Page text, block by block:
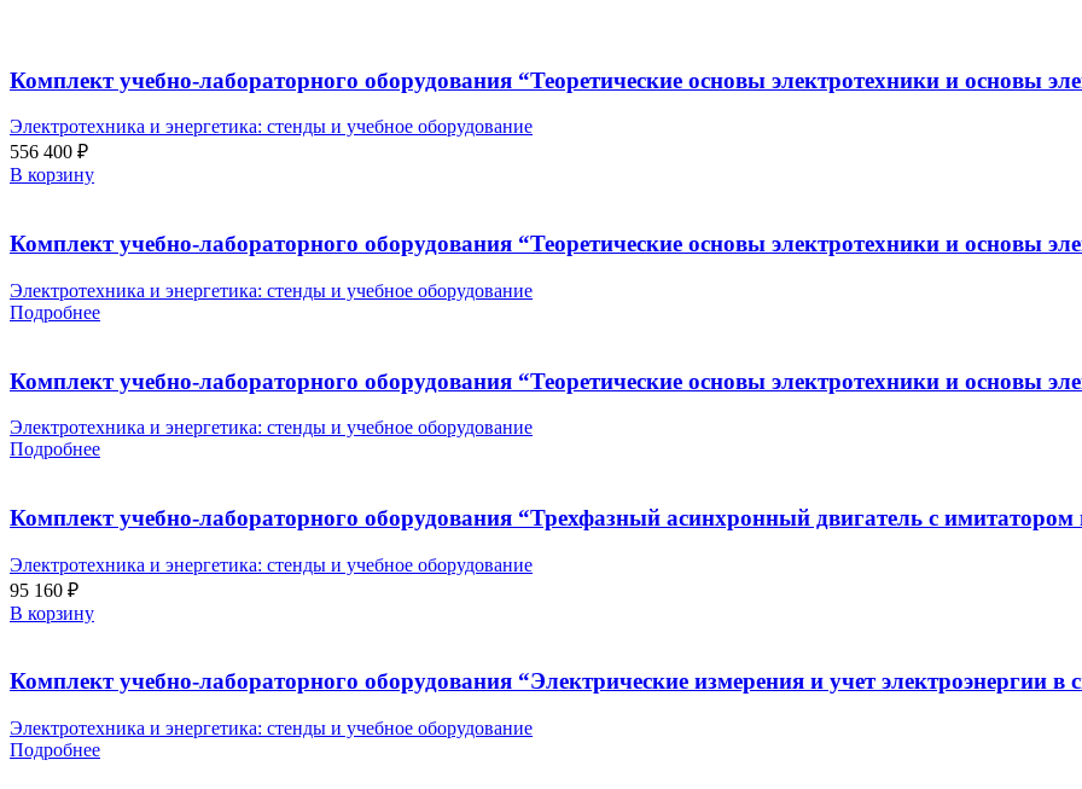
Комплект учебно-лабораторного оборудования “Теоретические основы электротехники и основы
Электротехника и энергетика: стенды и учебное оборудование
556 400 ₽
В корзину
Комплект учебно-лабораторного оборудования “Теоретические основы электротехники и основы
Электротехника и энергетика: стенды и учебное оборудование
Подробнее
Комплект учебно-лабораторного оборудования “Теоретические основы электротехники и основы
Электротехника и энергетика: стенды и учебное оборудование
Подробнее
Комплект учебно-лабораторного оборудования “Трехфазный асинхронный двигатель с
Электротехника и энергетика: стенды и учебное оборудование
95 160 ₽
В корзину
Комплект учебно-лабораторного оборудования “Электрические измерения и учет электроэнергии в
Электротехника и энергетика: стенды и учебное оборудование
Подробнее